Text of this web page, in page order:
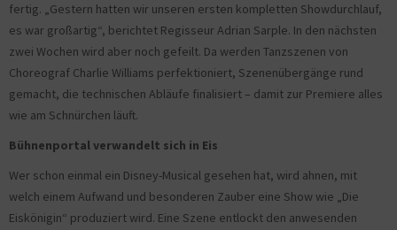
fertig. „Gestern hatten wir unseren ersten kompletten Showdurchlauf,
es war großartig“, berichtet Regisseur Adrian Sarple. In den nächsten
zwei Wochen wird aber noch gefeilt. Da werden Tanzszenen von
Choreograf Charlie Williams perfektioniert, Szenenübergänge rund
gemacht, die technischen Abläufe finalisiert – damit zur Premiere alles
wie am Schnürchen läuft.
Bühnenportal verwandelt sich in Eis
Wer schon einmal ein Disney-Musical gesehen hat, wird ahnen, mit
welch einem Aufwand und besonderen Zauber eine Show wie „Die
Eiskönigin“ produziert wird. Eine Szene entlockt den anwesenden